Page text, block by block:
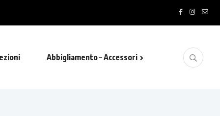
Abbigliamento – Accessori